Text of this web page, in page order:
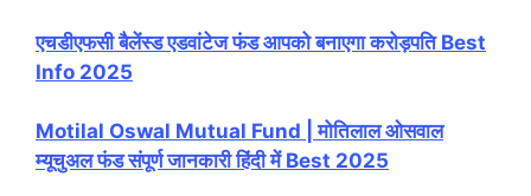
एचडीएफसी बैलेंस्ड एडवांटेज फंड आपको बनाएगा करोड़पति Best
Info 2025
Motilal Oswal Mutual Fund | मोतिलाल ओसवाल
म्यूचुअल फंड संपूर्ण जानकारी हिंदी में Best 2025